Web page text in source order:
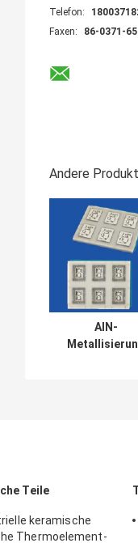
Telefon:
Faxen:
86-0371-
Andere
AlN-
Teile
keramische
Thermoelement-